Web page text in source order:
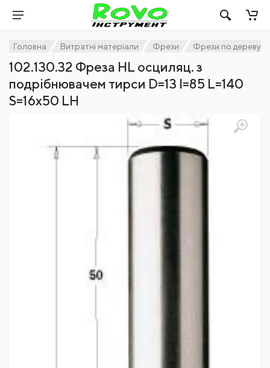
Головна Витратні матеріали Фрези Фрези по дереву
102.130.32 Фреза HL осциляц. з
подрібнювачем тирси D=13 I=85 L=140
S=16x50 LH